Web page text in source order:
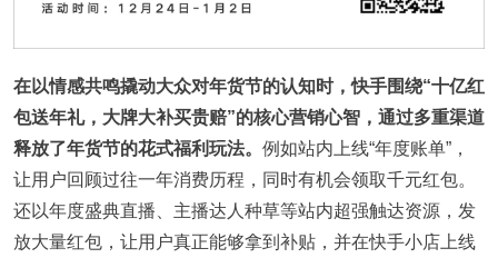
在以情感共鸣撬动大众对年货节的认知时，快手围绕“十亿红
包送年礼，大牌大补买贵赔”的核心营销心智，通过多重渠道
释放了年货节的花式福利玩法。 例如站内上线“年度账单”，
让用户回顾过往一年消费历程，同时有机会领取千元红包。
还以年度盛典直播、主播达人种草等站内超强触达资源，发
放大量红包，让用户真正能够拿到补贴，并在快手小店上线